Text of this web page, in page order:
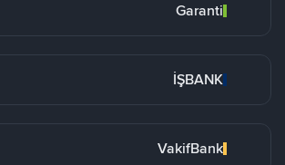
Garanti
İŞBANK
VakifBank